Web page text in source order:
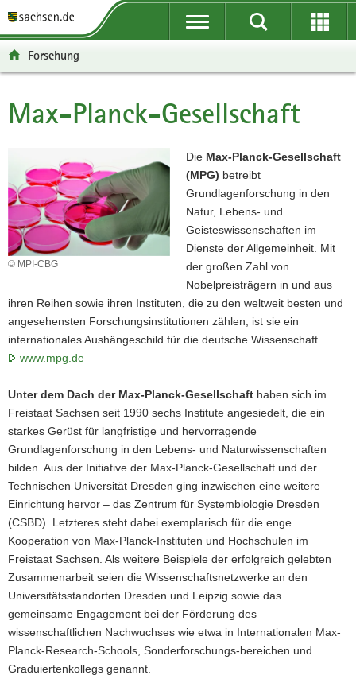
t
ü
g
r
e
i
n
d
e
N
v
i
g
a
t
i
o
n
t
n
g
a
t
i
o
p
n
t
t
-
e
i
c
h
Forschung
Hauptinhalt
Max-Planck-Gesellschaft
© MPI-CBG
Die Max-Planck-Gesellschaft
(MPG) betreibt
Grundlagenforschung in den
Natur, Lebens- und
Geisteswissenschaften im
Dienste der Allgemeinheit. Mit
der großen Zahl von
Nobelpreisträgern in und aus
ihren Reihen sowie ihren Instituten, die zu den weltweit besten und
angesehensten Forschungsinstitutionen zählen, ist sie ein
internationales Aushängeschild für die deutsche Wissenschaft.
www.mpg.de
Unter dem Dach der Max-Planck-Gesellschaft haben sich im
Freistaat Sachsen seit 1990 sechs Institute angesiedelt, die ein
starkes Gerüst für langfristige und hervorragende
Grundlagenforschung in den Lebens- und Naturwissenschaften
bilden. Aus der Initiative der Max-Planck-Gesellschaft und der
Technischen Universität Dresden ging inzwischen eine weitere
Einrichtung hervor – das Zentrum für Systembiologie Dresden
(CSBD). Letzteres steht dabei exemplarisch für die enge
Kooperation von Max-Planck-Instituten und Hochschulen im
Freistaat Sachsen. Als weitere Beispiele der erfolgreich gelebten
Zusammenarbeit seien die Wissenschaftsnetzwerke an den
Universitätsstandorten Dresden und Leipzig sowie das
gemeinsame Engagement bei der Förderung des
wissenschaftlichen Nachwuchses wie etwa in Internationalen Max-
Planck-Research-Schools, Sonderforschungs-bereichen und
Graduiertenkollegs genannt.